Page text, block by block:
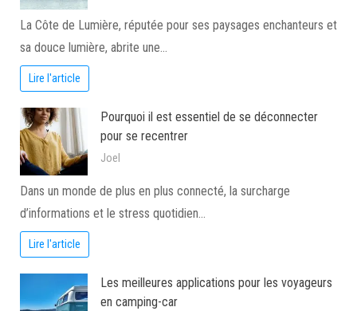
La Côte de Lumière, réputée pour ses paysages enchanteurs et
sa douce lumière, abrite une…
Lire l'article
Pourquoi il est essentiel de se déconnecter
pour se recentrer
Joel
Dans un monde de plus en plus connecté, la surcharge
d’informations et le stress quotidien…
Lire l'article
Les meilleures applications pour les voyageurs
en camping-car